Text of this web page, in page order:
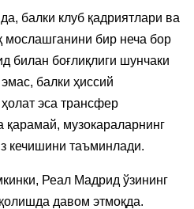
балки клуб қадриятлари ва
мослашганини бир неча бор
билан боғлиқлиги шунчаки
балки ҳиссий
эса трансфер
музокараларнинг
кечишини таъминлади.
Реал Мадрид ўзининг
давом этмоқда.